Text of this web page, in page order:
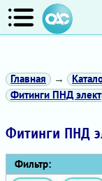
Главная →
Фитинги ПНД
Фитинги ПНД
Фильтр: